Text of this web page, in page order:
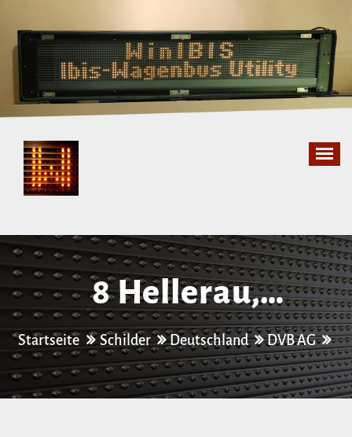
springen
8 Hellerau,
Kiefernweg –
Abzweig nach
Hellerau –
Startseite Schilder Deutschland DVB AG